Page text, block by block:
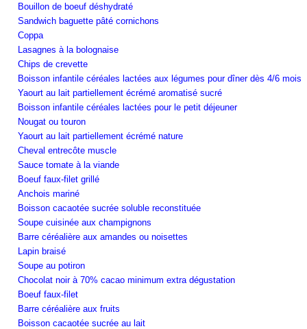
Bouillon de boeuf déshydraté
Sandwich baguette pâté cornichons
Coppa
Lasagnes à la bolognaise
Chips de crevette
Boisson infantile céréales lactées aux légumes pour dîner dès 4/6 mois
Yaourt au lait partiellement écrémé aromatisé sucré
Boisson infantile céréales lactées pour le petit déjeuner
Nougat ou touron
Yaourt au lait partiellement écrémé nature
Cheval entrecôte muscle
Sauce tomate à la viande
Boeuf faux-filet grillé
Anchois mariné
Boisson cacaotée sucrée soluble reconstituée
Soupe cuisinée aux champignons
Barre céréalière aux amandes ou noisettes
Lapin braisé
Soupe au potiron
Chocolat noir à 70% cacao minimum extra dégustation
Boeuf faux-filet
Barre céréalière aux fruits
Boisson cacaotée sucrée au lait